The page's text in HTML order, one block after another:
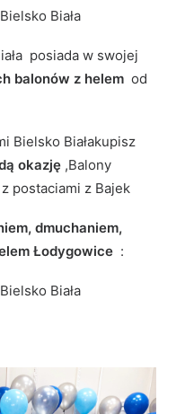
Biała
posiada w swojej
balonów z helem od
Bielsko Białakupisz
okazję,Balony
postaciami z Bajek
dmuchaniem,
Łodygowice :
Biała